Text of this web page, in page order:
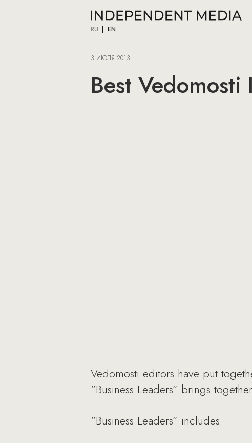
RU EN
3 ИЮЛЯ 2013
Best
Vedomosti editors have put
“Business Leaders” brings
“Business Leaders” includes: